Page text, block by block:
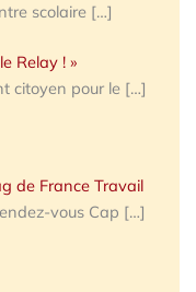
scolaire […]
Relay ! »
citoyen pour le […]
de France Travail
vous Cap […]